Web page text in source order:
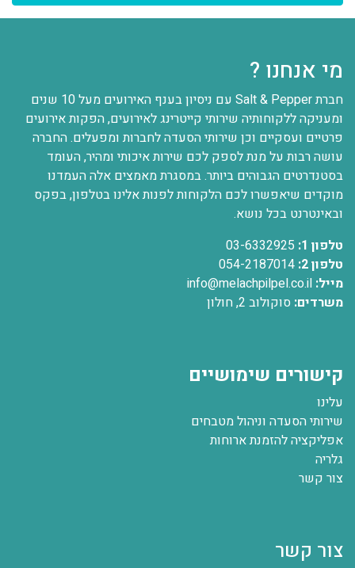
מי אנחנו ?
חברת Salt & Pepper עם ניסיון בענף האירועים מעל 10 שנים
ומעניקה ללקוחותיה שירותי קייטרינג לאירועים, הפקות אירועים
פרטיים ועסקיים וכן שירותי הסעדה לחברות ומפעלים. החברה
עושה רבות על מנת לספק לכם שירות איכותי ומהיר, העומד
בסטנדרטים הגבוהים ביותר. במסגרת מאמצים אלה העמדנו
מוקדים שיאפשרו לכם הלקוחות לפנות אלינו בטלפון, בפקס
ובאינטרנט בכל נושא.
טלפון 1:
03-6332925
טלפון 2:
054-2187014
מייל: info@melachpilpel.co.il
משרדים: סוקולוב 2, חולון
קישורים שימושיים
עלינו
שירותי הסעדה וניהול מטבחים
אפליקציה להזמנת ארוחות
גלריה
צור קשר
צור קשר